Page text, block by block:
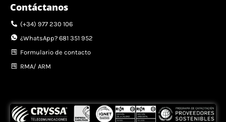
Contáctanos
(+34) 977 230 106
¿WhatsApp? 681 351 952
Formulario de contacto
RMA/ ARM